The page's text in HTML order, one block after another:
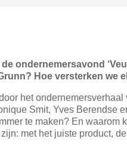
ondernemersavond
Hoe versterken we
het
Smit, Yves Berendse
te maken? En waarom
met het juiste product,